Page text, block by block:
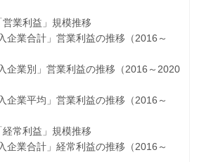
業利益」規模推移
業合計」営業利益の推移（2016～
業別」営業利益の推移（2016～2020
業平均」営業利益の推移（2016～
常利益」規模推移
業合計」経常利益の推移（2016～